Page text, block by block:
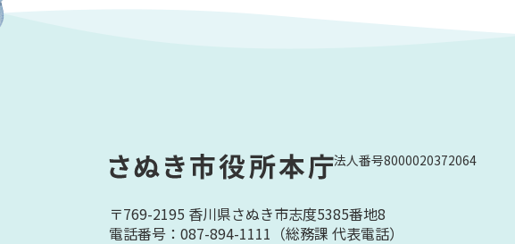
法人番号8000020372064
〒769-2195 香川県さぬき市志度5385番地8
電話番号：087-894-1111 （総務課 代表電話）